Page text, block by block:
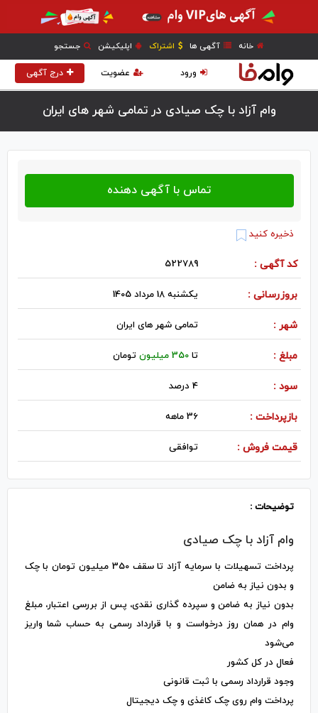
خانه آگهی ها اشتراک اپلیکیشن جستجو
درج آگهی عضویت ورود
وام آزاد با چک صیادی در تمامی شهر های ایران
ذخیره کنید
کد آگهی : 522789
بروزرسانی : یکشنبه 18 مرداد 1405
شهر : تمامی شهر های ایران
مبلغ : تا350 میلیون تومان
سود : 4 درصد
بازپرداخت : 36 ماهه
قیمت فروش : توافقی
توضیحات :
وام آزاد با چک صیادی
پرداخت تسهیلات با سرمایه آزاد تا سقف 350 میلیون تومان با چک
و بدون نیاز به ضامن
بدون نیاز به ضامن و سپرده گذاری نقدی، پس از بررسی اعتبار، مبلغ
وام در همان روز درخواست و با قرارداد رسمی به حساب شما واریز
می‌شود
فعال در کل کشور
وجود قرارداد رسمی با ثبت قانونی
پرداخت وام روی چک کاغذی و چک دیجیتال